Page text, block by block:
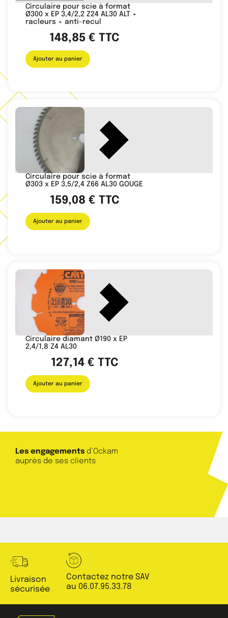
Circulaire pour scie à format
Ø300 x EP 3,4/2,2 Z24 AL30 ALT +
racleurs + anti-recul
148,85€ TTC
Ajouter au panier
Circulaire pour scie à format
Ø303 x EP 3,5/2,4 Z66 AL30 GOUGE
159,08 € TTC
Ajouter au panier
Circulaire diamant Ø190 x EP
2,4/1,8 Z4 AL30
127,14 € TTC
Ajouter au panier
Les engagements d’Ockam
auprès de ses clients
Livraison
sécurisée
Contactez notre SAV
au 06.07.95.33.78